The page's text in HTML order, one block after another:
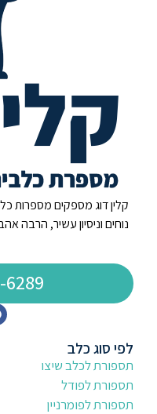
קלין דוג מספקים מספרות
נוחים וניסיון עשיר, הרבה
6289
לפי סוג כלב
תספורת לכלב שיצו
תספורת לפודל
תספורת לפומרניין